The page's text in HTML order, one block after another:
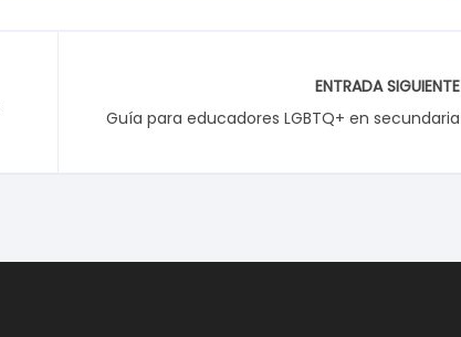
ENTRADA SIGUIENTE
Guía para educadores LGBTQ+ en secundaria